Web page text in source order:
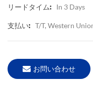
リードタイム: In 3 Days
支払い: T/T, Western
お問い合わせ